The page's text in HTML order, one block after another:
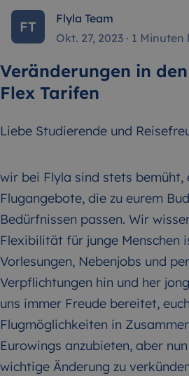
FT
Flyla Team
Okt. 27, 2023 · 1 Minuten
Veränderungen in
Flex Tarifen
Liebe Studierende und
wir bei Flyla sind stets bemüht,
Flugangebote, die zu eurem
Bedürfnissen passen. Wir
Flexibilität für junge Menschen
Vorlesungen, Nebenjobs und
Verpflichtungen hin und her
uns immer Freude bereitet,
Flugmöglichkeiten in
Eurowings anzubieten, aber
wichtige Änderung zu